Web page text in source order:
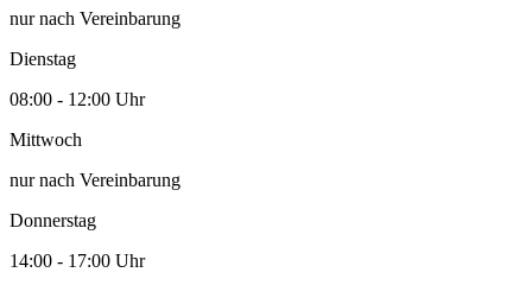
nur nach Vereinbarung
Dienstag
08:00 - 12:00 Uhr
Mittwoch
nur nach Vereinbarung
Donnerstag
14:00 - 17:00 Uhr